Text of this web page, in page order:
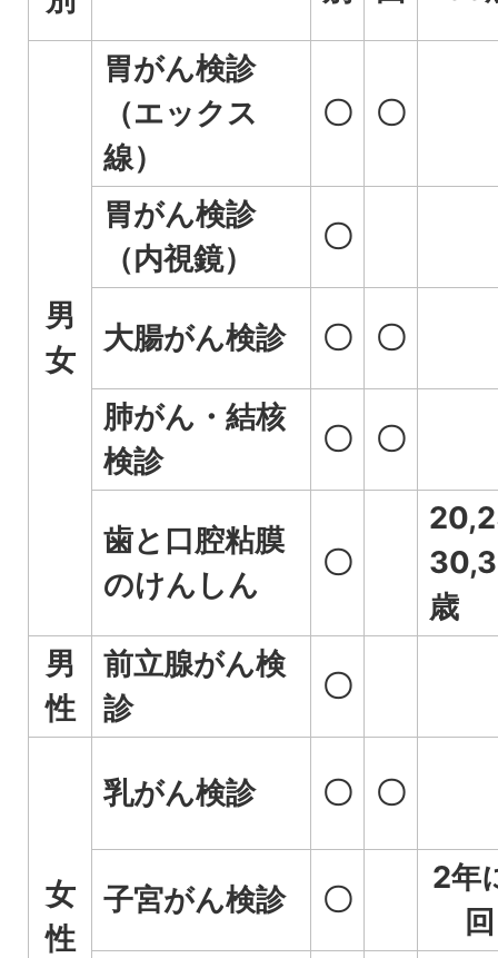
男
女
胃がん検診
（エックス
線）
〇 〇
胃がん検診
（内視鏡）
〇
大腸がん検診 〇 〇
肺がん・結核
検診
〇 〇
歯と口腔粘膜
のけんしん
〇
歳
男
性
前立腺がん検
診
〇
女
性
乳がん検診 〇 〇
子宮がん検診 〇
2年
回